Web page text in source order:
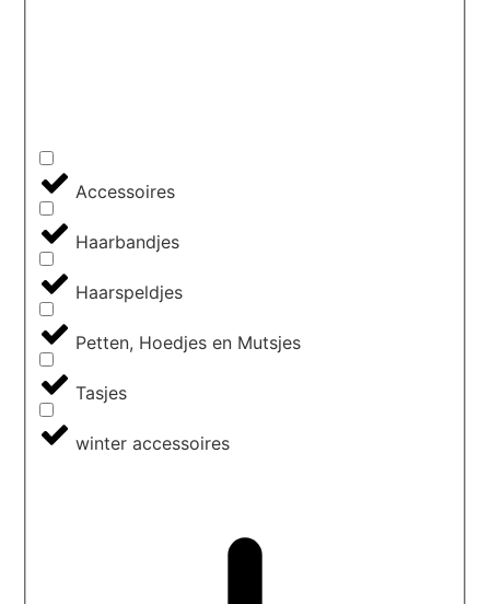
Accessoires
Haarbandjes
Haarspeldjes
Petten, Hoedjes en Mutsjes
Tasjes
winter accessoires